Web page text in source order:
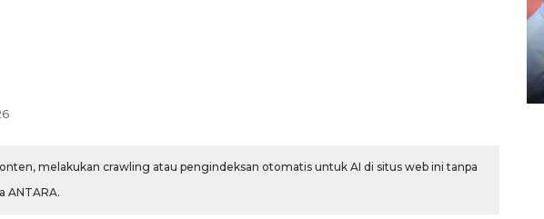
melakukan crawling atau pengindeksan otomatis untuk AI di situs web ini tanpa
ANTARA.